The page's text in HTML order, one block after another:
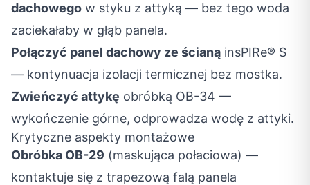
dachowego w styku z attyką — bez tego woda
zaciekałaby w głąb panela.
Połączyć panel dachowy ze ścianą insPIRe® S
— kontynuacja izolacji termicznej bez mostka.
Zwieńczyć attykę obróbką OB-34 —
wykończenie górne, odprowadza wodę z attyki.
Krytyczne aspekty montażowe
Obróbka OB-29 (maskująca połaciowa) —
kontaktuje się z trapezową falą panela